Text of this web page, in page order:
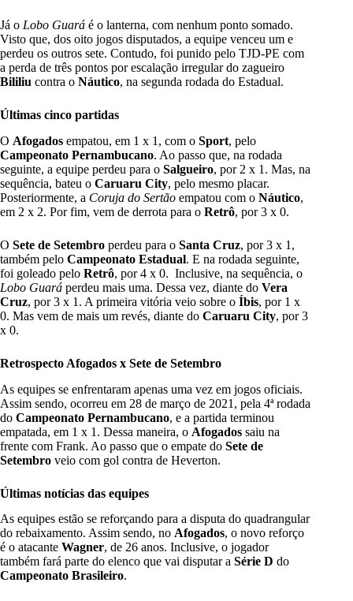
Já o Lobo Guará é o lanterna, com nenhum ponto somado.
Visto que, dos oito jogos disputados, a equipe venceu um e
perdeu os outros sete. Contudo, foi punido pelo TJD-PE com
a perda de três pontos por escalação irregular do zagueiro
Bililiu contra o Náutico, na segunda rodada do Estadual.
Últimas cinco partidas
O Afogados empatou, em 1 x 1, com o Sport, pelo
Campeonato Pernambucano. Ao passo que, na rodada
seguinte, a equipe perdeu para o Salgueiro, por 2 x 1. Mas, na
sequência, bateu o Caruaru City, pelo mesmo placar.
Posteriormente, a Coruja do Sertão empatou com o Náutico,
em 2 x 2. Por fim, vem de derrota para o Retrô, por 3 x 0.
O Sete de Setembro perdeu para o Santa Cruz, por 3 x 1,
também pelo Campeonato Estadual. E na rodada seguinte,
foi goleado pelo Retrô, por 4 x 0. Inclusive, na sequência, o
Lobo Guará perdeu mais uma. Dessa vez, diante do Vera
Cruz, por 3 x 1. A primeira vitória veio sobre o Íbis, por 1 x
0. Mas vem de mais um revés, diante do Caruaru City, por 3
x 0.
Retrospecto Afogados x Sete de Setembro
As equipes se enfrentaram apenas uma vez em jogos oficiais.
Assim sendo, ocorreu em 28 de março de 2021, pela 4ª rodada
do Campeonato Pernambucano, e a partida terminou
empatada, em 1 x 1. Dessa maneira, o Afogados saiu na
frente com Frank. Ao passo que o empate do Sete de
Setembro veio com gol contra de Heverton.
Últimas notícias das equipes
As equipes estão se reforçando para a disputa do quadrangular
do rebaixamento. Assim sendo, no Afogados, o novo reforço
é o atacante Wagner, de 26 anos. Inclusive, o jogador
também fará parte do elenco que vai disputar a Série D do
Campeonato Brasileiro.